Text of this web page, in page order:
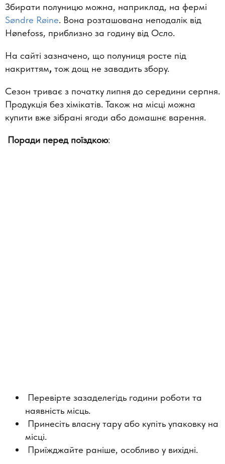
Збирати полуницю можна, наприклад, на фермі
Søndre Røine. Вона розташована неподалік від
Hønefoss, приблизно за годину від Осло.
На сайті зазначено, що полуниця росте під
накриттям, тож дощ не завадить збору.
Сезон триває з початку липня до середини серпня.
Продукція без хімікатів. Також на місці можна
купити вже зібрані ягоди або домашнє варення.
Поради перед поїздкою:
Перевірте зазаделегідь години роботи та
наявність місць.
Принесіть власну тару або купіть упаковку на
місці.
Приїжджайте раніше, особливо у вихідні.